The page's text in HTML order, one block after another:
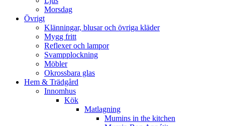
Morsdag
Övrigt
Klänningar, blusar och övriga kläder
Mygg fritt
Reflexer och lampor
Svampplockning
Möbler
Okrossbara glas
Hem & Trädgård
Innomhus
Kök
Matlagning
Mumins in the kitchen